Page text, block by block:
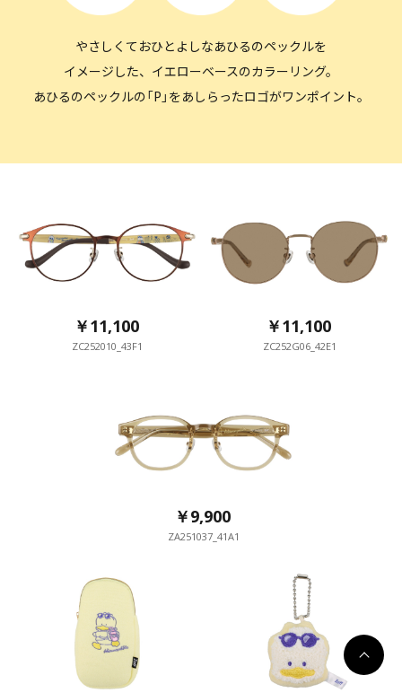
やさしくておひとよしなあひるのペックルを
イメージした、イエローベースのカラーリング。
あひるのペックルの「P」をあしらったロゴがワンポイント。
￥11,100
ZC252010_43F1
￥11,100
ZC252G06_42E1
￥9,900
ZA251037_41A1